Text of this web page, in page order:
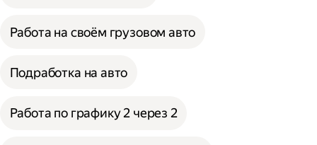
Работа на своём грузовом авто
Подработка на авто
Работа по графику 2 через 2